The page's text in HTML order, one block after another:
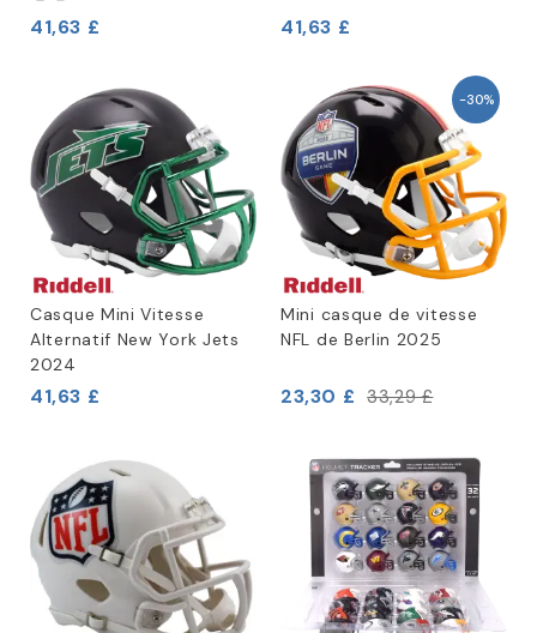
41,63 £ 41,63 £
Casque Mini Vitesse
Alternatif New York Jets
2024
41,63 £
-30%
Mini casque de vitesse
NFL de Berlin 2025
23,30 £ 33,29 £